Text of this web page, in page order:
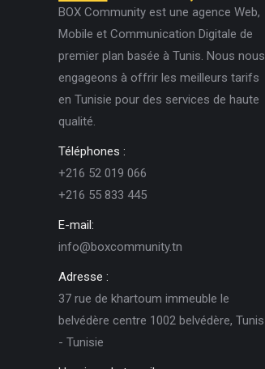
BOX Community est une agence Web,
Mobile et Communication Digitale de
premier plan basée à Tunis. Nous nous
engageons à offrir les meilleurs tarifs
en Tunisie pour des services de haute
qualité.
Téléphones :
+216 52 019 066
+216 55 833 445
E-mail:
info@boxcommunity.tn
Adresse :
37 rue de khartoum immeuble le
belvédère centre 1002 belvédère, Tunis
- Tunisie